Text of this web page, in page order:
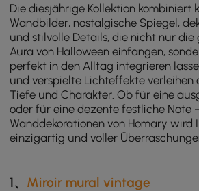
Die diesjährige Kollektion kombiniert
Wandbilder, nostalgische Spiegel,
und stilvolle Details, die nicht nur die
Aura von Halloween einfangen,
perfekt in den Alltag integrieren
und verspielte Lichteffekte verleihen
Tiefe und Charakter. Ob für eine
oder für eine dezente festliche Note
Wanddekorationen von Homary wird
einzigartig und voller
1、 Miroir mural vintage